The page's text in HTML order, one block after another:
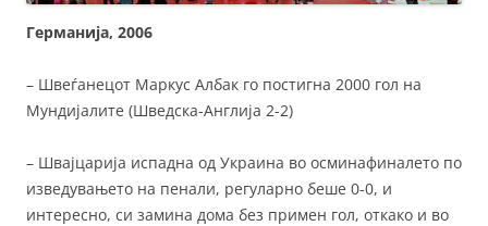
Германија, 2006
– Швеѓанецот Маркус Албак го постигна 2000 гол на
Мундијалите (Шведска-Англија 2-2)
– Швајцарија испадна од Украина во осминафиналето по
изведувањето на пенали, регуларно беше 0-0, и
интересно, си замина дома без примен гол, откако и во